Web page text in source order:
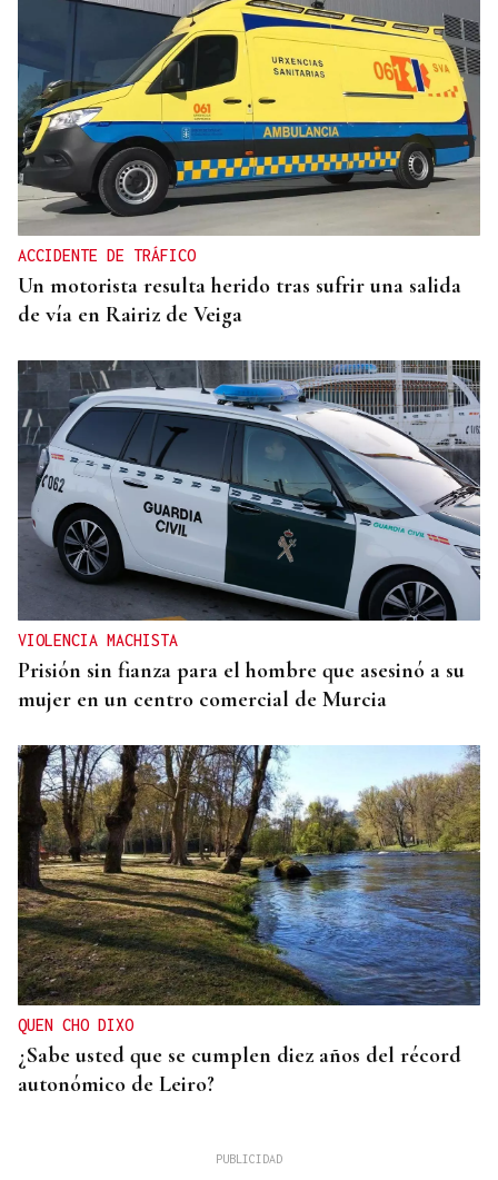
OBITUARIO
Muere a los 50 años el DJ francés Kavinsky, autor
del icónico tema "Nightcall"
ACCIDENTE DE TRÁFICO
Un motorista resulta herido tras sufrir una salida
de vía en Rairiz de Veiga
VIOLENCIA MACHISTA
Prisión sin fianza para el hombre que asesinó a su
mujer en un centro comercial de Murcia
QUEN CHO DIXO
¿Sabe usted que se cumplen diez años del récord
autonómico de Leiro?